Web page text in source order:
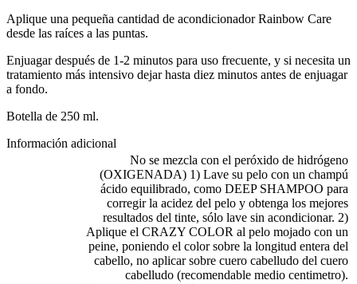
Aplique una pequeña cantidad de acondicionador Rainbow Care
desde las raíces a las puntas.
Enjuagar después de 1-2 minutos para uso frecuente, y si necesita un
tratamiento más intensivo dejar hasta diez minutos antes de enjuagar
a fondo.
Botella de 250 ml.
Información adicional
No se mezcla con el peróxido de hidrógeno
(OXIGENADA) 1) Lave su pelo con un champú
ácido equilibrado, como DEEP SHAMPOO para
corregir la acidez del pelo y obtenga los mejores
resultados del tinte, sólo lave sin acondicionar. 2)
Aplique el CRAZY COLOR al pelo mojado con un
peine, poniendo el color sobre la longitud entera del
cabello, no aplicar sobre cuero cabelludo del cuero
cabelludo (recomendable medio centimetro).